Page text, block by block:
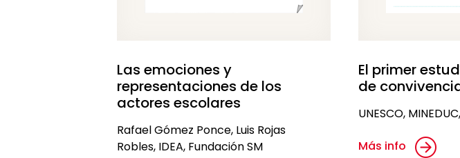
Las emociones y
representaciones de los
actores escolares
Rafael Gómez Ponce, Luis Rojas
Robles, IDEA, Fundación SM
El primer
de
UNESCO,
Más info